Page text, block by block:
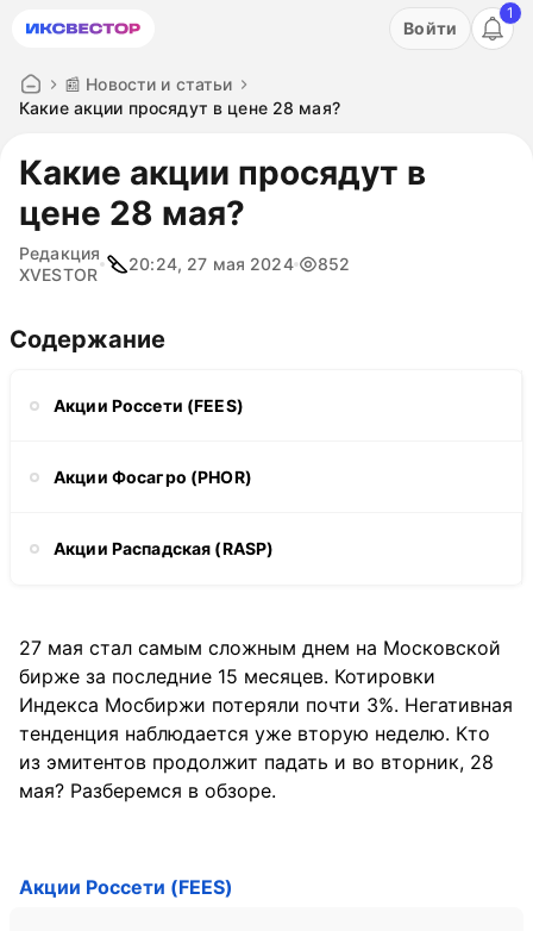
Акция: бесплатный пробный период на 3 дня!
Войти
1
📰 Новости и статьи
Какие акции просядут в цене 28 мая?
Какие акции просядут в
цене 28 мая?
Редакция
XVESTOR
20:24, 27 мая 2024 852
Содержание
Акции Россети (FEES)
Акции Фосагро (PHOR)
Акции Распадская (RASP)
27 мая стал самым сложным днем на Московской
бирже за последние 15 месяцев. Котировки
Индекса Мосбиржи потеряли почти 3%. Негативная
тенденция наблюдается уже вторую неделю. Кто
из эмитентов продолжит падать и во вторник, 28
мая? Разберемся в обзоре.
Акции Россети (FEES)